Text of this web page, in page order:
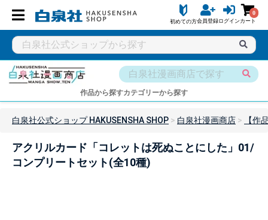
初めての方会員登録ログイン
0
カート
作品から探すカテゴリーから探す
白泉社公式ショップ HAKUSENSHA SHOP 白泉社漫画商店 【作
アクリルカード「コレットは死ぬことにした」01/
コンプリートセット(全10種)